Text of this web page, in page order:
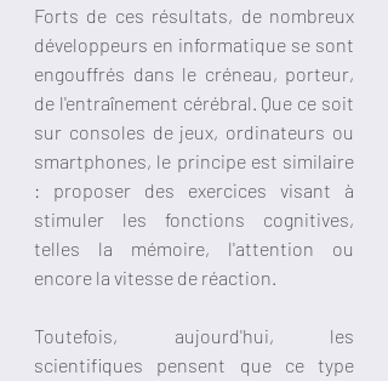
Forts de ces résultats, de nombreux
développeurs en informatique se sont
engouffrés dans le créneau, porteur,
de l'entraînement cérébral. Que ce soit
sur consoles de jeux, ordinateurs ou
smartphones, le principe est similaire
: proposer des exercices visant à
stimuler les fonctions cognitives,
telles la mémoire, l'attention ou
encore la vitesse de réaction.
Toutefois, aujourd'hui, les
scientifiques pensent que ce type